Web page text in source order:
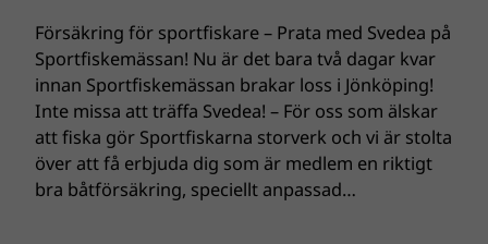
Försäkring för sportfiskare – Prata med Svedea på
Sportfiskemässan! Nu är det bara två dagar kvar
innan Sportfiskemässan brakar loss i Jönköping!
Inte missa att träffa Svedea! – För oss som älskar
att fiska gör Sportfiskarna storverk och vi är stolta
över att få erbjuda dig som är medlem en riktigt
bra båtförsäkring, speciellt anpassad…